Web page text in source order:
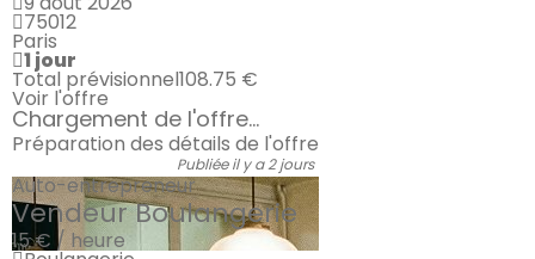
75012
Paris
1 jour
Total prévisionnel108.75 €
Voir l'offre
Chargement de l'offre...
Préparation des détails de l'offre
Publiée il y a 2 jours
Auto-entrepreneur
Vendeur Boulangerie
15 € / heure